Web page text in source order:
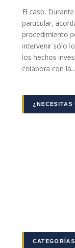
El caso.
particular,
procedimiento
intervenir sólo
los hechos
colabora con la...
CATEGORÍAS
desaparecerán
de la web.
Marketing
Al compartir tus
mientras visitas
nuestro sitio,
aumentas la